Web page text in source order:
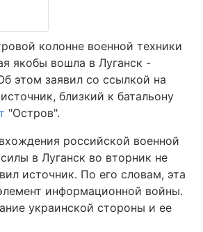
колонне военной техники
якобы вошла в Луганск -
этом заявил со ссылкой на
близкий к батальону
"Остров".
российской военной
в Луганск во вторник не
источник. По его словам, эта
информационной войны.
украинской стороны и ее